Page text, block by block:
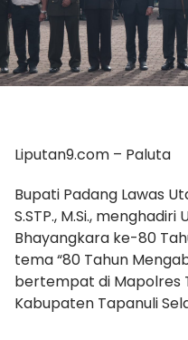
Liputan9.com – Paluta
Bupati Padang Lawas
S.STP., M.Si.,
Bhayangkara ke-80
tema “80 Tahun
bertempat di Mapolres
Kabupaten Tapanuli